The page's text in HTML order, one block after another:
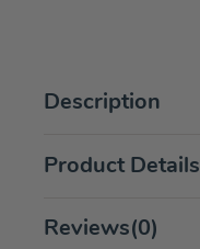
Description
Product Details
Reviews(0)